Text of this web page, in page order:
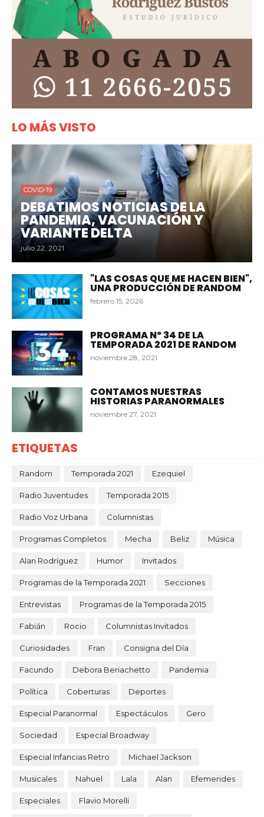
LO MÁS VISTO
COVID-19
DEBATIMOS NOTICIAS DE LA
PANDEMIA, VACUNACIÓN Y
VARIANTE DELTA
julio 22, 2021
"LAS COSAS QUE ME HACEN BIEN",
UNA PRODUCCIÓN DE RANDOM
febrero 15, 2026
PROGRAMA Nº 34 DE LA
TEMPORADA 2021 DE RANDOM
noviembre 28, 2021
CONTAMOS NUESTRAS
HISTORIAS PARANORMALES
noviembre 27, 2021
ETIQUETAS
Random Temporada 2021 Ezequiel
Radio Juventudes Temporada 2015
Radio Voz Urbana Columnistas
Programas Completos Mecha Beliz Música
Alan Rodríguez Humor Invitados
Programas de la Temporada 2021 Secciones
Entrevistas Programas de la Temporada 2015
Fabián Rocio Columnistas Invitados
Curiosidades Fran Consigna del Día
Facundo Debora Beriachetto Pandemia
Política Coberturas Deportes
Especial Paranormal Espectáculos Gero
Sociedad Especial Broadway
Especial Infancias Retro Michael Jackson
Musicales Nahuel Lala Alan Efemerides
Especiales Flavio Morelli